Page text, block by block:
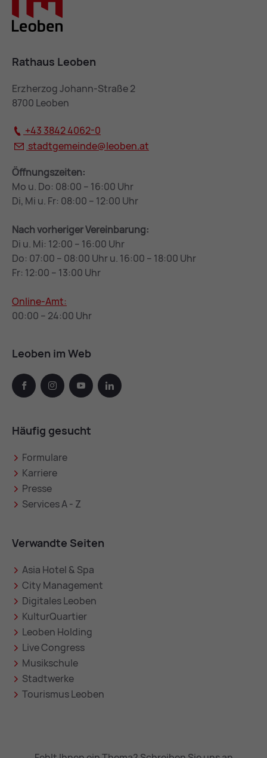
Rathaus Leoben
Erzherzog Johann-Straße 2
8700 Leoben
+43 3842 4062-0
stadtgemeinde@leoben.at
Öffnungszeiten:
Mo u. Do: 08:00 – 16:00 Uhr
Di, Mi u. Fr: 08:00 – 12:00 Uhr
Nach vorheriger Vereinbarung:
Di u. Mi: 12:00 – 16:00 Uhr
Do: 07:00 – 08:00 Uhr u. 16:00 – 18:00 Uhr
Fr: 12:00 – 13:00 Uhr
Online-Amt:
00:00 – 24:00 Uhr
Leoben im Web
facebook instagramyoutube linkedin
Häufig gesucht
Formulare
Karriere
Presse
Services A - Z
Verwandte Seiten
Asia Hotel & Spa
City Management
Digitales Leoben
KulturQuartier
Leoben Holding
Live Congress
Musikschule
Stadtwerke
Tourismus Leoben